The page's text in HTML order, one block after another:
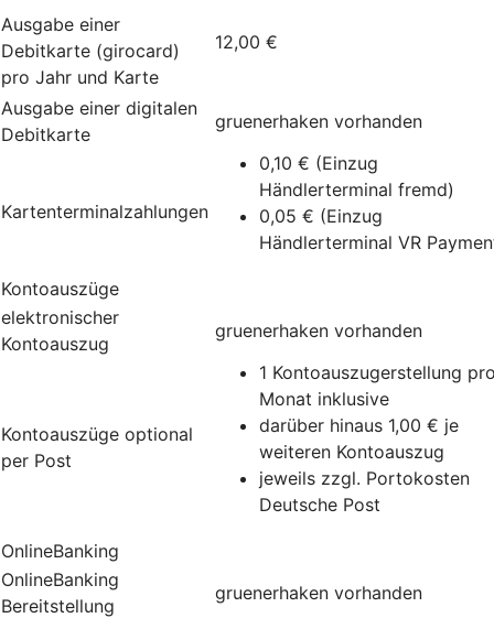
Ausgabe einer
Debitkarte (girocard)
pro Jahr und Karte
12,00 €
Ausgabe einer digitalen
Debitkarte
gruenerhaken vorhanden
Kartenterminalzahlungen
0,10 € (Einzug
Händlerterminal fremd)
0,05 € (Einzug
Händlerterminal VR
Kontoauszüge
elektronischer
Kontoauszug
gruenerhaken vorhanden
Kontoauszüge optional
per Post
1 Kontoauszugerstellung
Monat inklusive
darüber hinaus 1,00 € je
weiteren Kontoauszug
jeweils zzgl. Portokosten
Deutsche Post
OnlineBanking
OnlineBanking
Bereitstellung
gruenerhaken vorhanden